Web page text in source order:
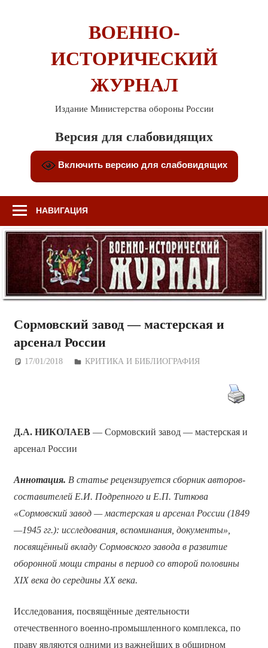
ВОЕННО-
ИСТОРИЧЕСКИЙ
ЖУРНАЛ
Издание Министерства обороны России
Версия для слабовидящих
Включить версию для слабовидящих
НАВИГАЦИЯ
Сормовский завод — мастерская и
арсенал России
17/01/2018 Дежурный по Редакции
КРИТИКА И БИБЛИОГРАФИЯ
Д.А. НИКОЛАЕВ — Сормовский завод — мастерская и
арсенал России
Аннотация. В статье рецензируется сборник авторов-
составителей Е.И. Подрепного и Е.П. Титкова
«Сормовский завод — мастерская и арсенал России (1849
—1945 гг.): исследования, вспоминания, документы»,
посвящённый вкладу Сормовского завода в развитие
оборонной мощи страны в период со второй половины
XIX века до середины XX века.
Исследования, посвящённые деятельности
отечественного военно-промышленного комплекса, по
праву являются одними из важнейших в обширном